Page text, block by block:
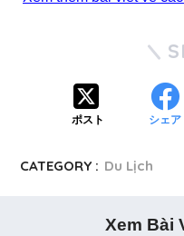
ポスト シェア
CATEGORY : Du Lịch
Xem Bài